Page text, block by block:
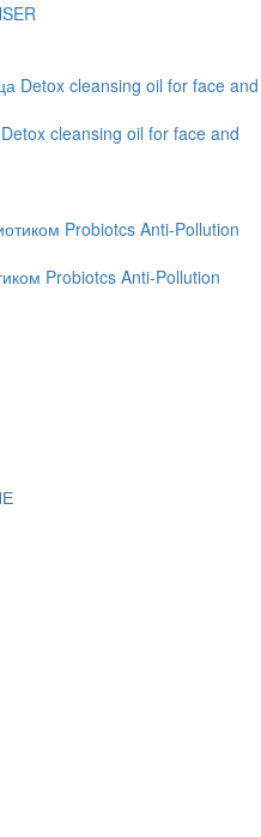
cleansing oil for face and
Probiotcs Anti-Pollution